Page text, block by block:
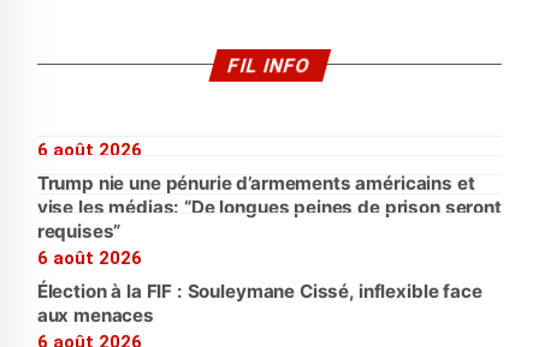
FIL INFO
6 août 2026
Trump nie une pénurie d’armements américains et
vise les médias: “De longues peines de prison seront
requises”
6 août 2026
Élection à la FIF : Souleymane Cissé, inflexible face
aux menaces
6 août 2026